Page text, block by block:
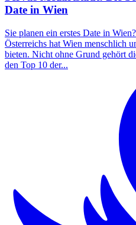
Date in Wien
Sie planen ein erstes Date in
Österreichs hat Wien menschlich
bieten. Nicht ohne Grund gehört
den Top 10 der...